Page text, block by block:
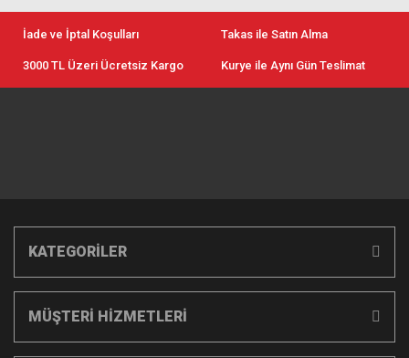
İade ve İptal Koşulları Takas ile Satın Alma
3000 TL Üzeri Ücretsiz Kargo Kurye ile Aynı Gün Teslimat
KATEGORİLER
MÜŞTERİ HİZMETLERİ